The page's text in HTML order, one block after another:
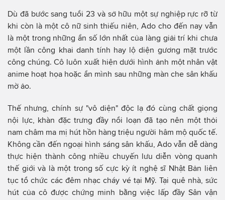
Dù đã bước sang tuổi 23 và sở hữu một sự nghiệp rực rỡ từ
khi còn là một cô nữ sinh thiếu niên, Ado cho đến nay vẫn
là một trong những ẩn số lớn nhất của làng giải trí khi chưa
một lần công khai danh tính hay lộ diện gương mặt trước
công chúng. Cô luôn xuất hiện dưới hình ảnh một nhân vật
anime hoạt họa hoặc ẩn mình sau những màn che sân khấu
mờ ảo.
Thế nhưng, chính sự "vô diện" độc lạ đó cùng chất giọng
nội lực, khàn đặc trưng đầy nổi loạn đã tạo nên một thỏi
nam châm ma mị hút hồn hàng triệu người hâm mộ quốc tế.
Không cần đến ngoại hình sáng sân khấu, Ado vẫn dễ dàng
thực hiện thành công nhiều chuyến lưu diễn vòng quanh
thế giới và là một trong số cực kỳ ít nghệ sĩ Nhật Bản liên
tục tổ chức các đêm nhạc cháy vé tại Mỹ. Tại quê nhà, sức
hút của cô được chứng minh bằng việc lấp đầy Sân vận